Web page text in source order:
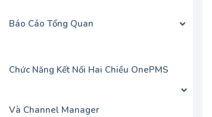
Báo Cáo Tổng Quan
Chức Năng Kết Nối Hai Chiều OnePMS
Và Channel Manager